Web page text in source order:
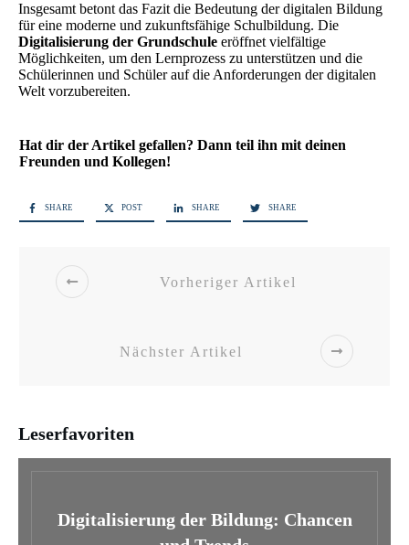
Insgesamt betont das Fazit die Bedeutung der digitalen Bildung
für eine moderne und zukunftsfähige Schulbildung. Die
Digitalisierung der Grundschule eröffnet vielfältige
Möglichkeiten, um den Lernprozess zu unterstützen und die
Schülerinnen und Schüler auf die Anforderungen der digitalen
Welt vorzubereiten.
Hat dir der Artikel gefallen? Dann teil ihn mit deinen
Freunden und Kollegen!
SHARE POST SHARE SHARE
Vorheriger Artikel
Nächster Artikel
Leserfavoriten
Digitalisierung der Bildung: Chancen